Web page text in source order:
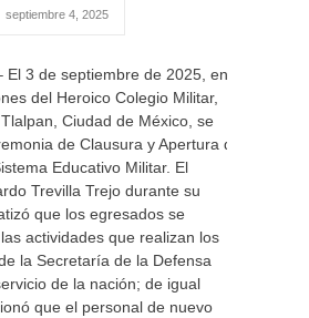
septiembre 4, 2025
El 3 de septiembre de 2025, en
del Heroico Colegio Militar,
Ciudad de México, se
de Clausura y Apertura de
Educativo Militar. El
Trevilla Trejo durante su
que los egresados se
actividades que realizan los
la Secretaría de la Defensa
de la nación; de igual
que el personal de nuevo